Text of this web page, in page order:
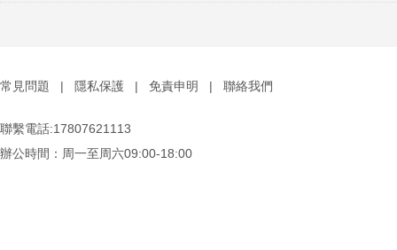
常見問題 | 隱私保護 | 免責申明 | 聯絡我們
聯繫電話:17807621113
辦公時間：周一至周六09:00-18:00